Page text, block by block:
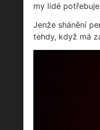
my lidé
Jenže shánění
tehdy, když má